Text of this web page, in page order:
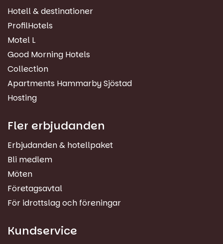
Hotell & destinationer
ProfilHotels
Motel L
Good Morning Hotels
Collection
Apartments Hammarby Sjöstad
Hosting
Fler erbjudanden
Erbjudanden & hotellpaket
Bli medlem
Möten
Företagsavtal
För idrottslag och föreningar
Kundservice